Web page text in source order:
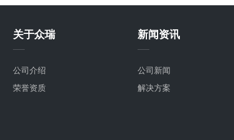
关于众瑞
公司介绍
荣誉资质
新闻资讯
公司新闻
解决方案